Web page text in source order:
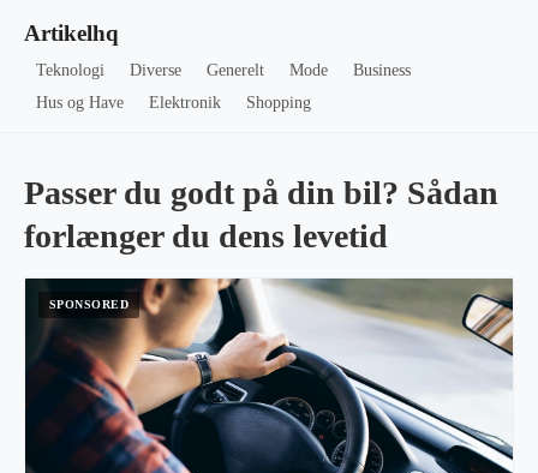
Artikelhq
Teknologi Diverse Generelt Mode
Business
Hus og Have
Elektronik Shopping
Passer du godt på din bil? Sådan
forlænger du dens levetid